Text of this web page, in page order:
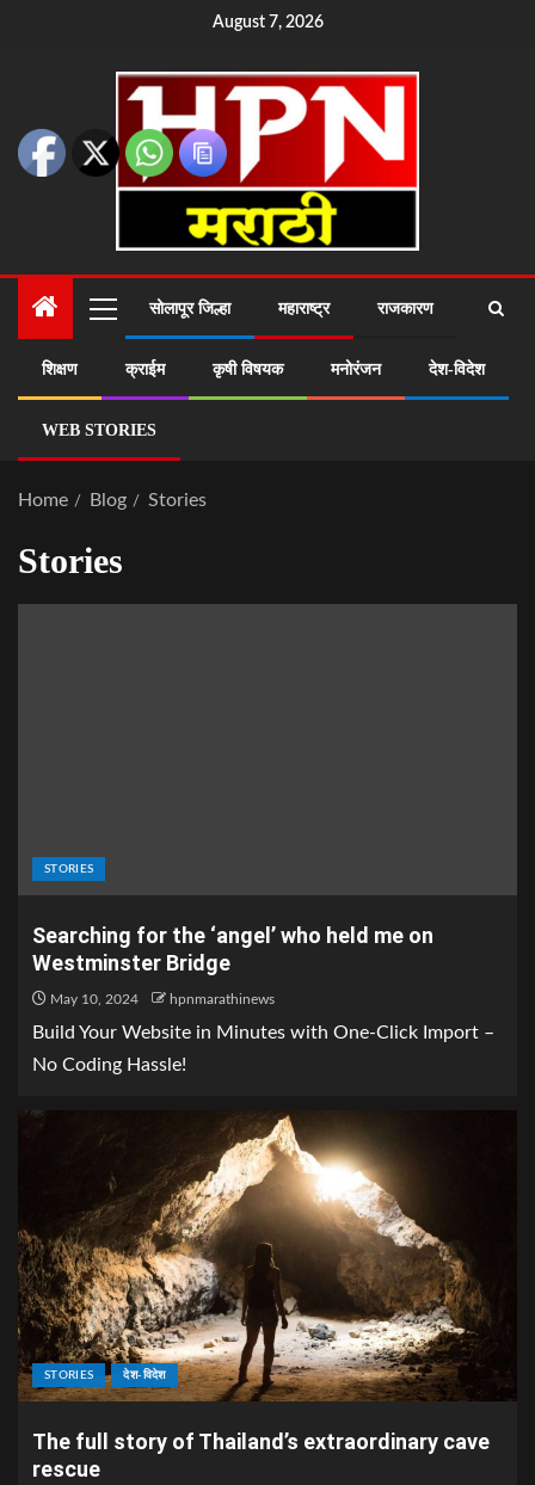
August 7, 2026
सोलापूर जिल्हा महाराष्ट्र राजकारण
शिक्षण क्राईम कृषी विषयक मनोरंजन देश-विदेश
WEB STORIES
Home Blog Stories
Stories
STORIES
Searching for the ‘angel’ who held me on
Westminster Bridge
May 10, 2024 hpnmarathinews
Build Your Website in Minutes with One-Click Import –
No Coding Hassle!
STORIES देश-विदेश
The full story of Thailand’s extraordinary cave
rescue